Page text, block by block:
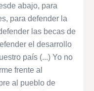
abajo, para
para defender la
las becas de
el desarrollo
país (...) Yo no
frente al
al pueblo de